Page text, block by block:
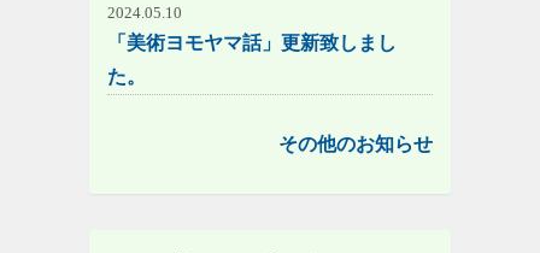
2024.05.10
「美術ヨモヤマ話」更新致しまし
た。
その他のお知らせ